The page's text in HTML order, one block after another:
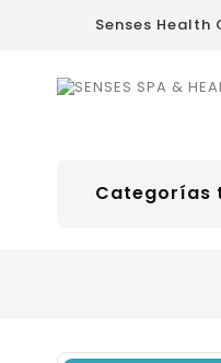
Senses Health
Categorías